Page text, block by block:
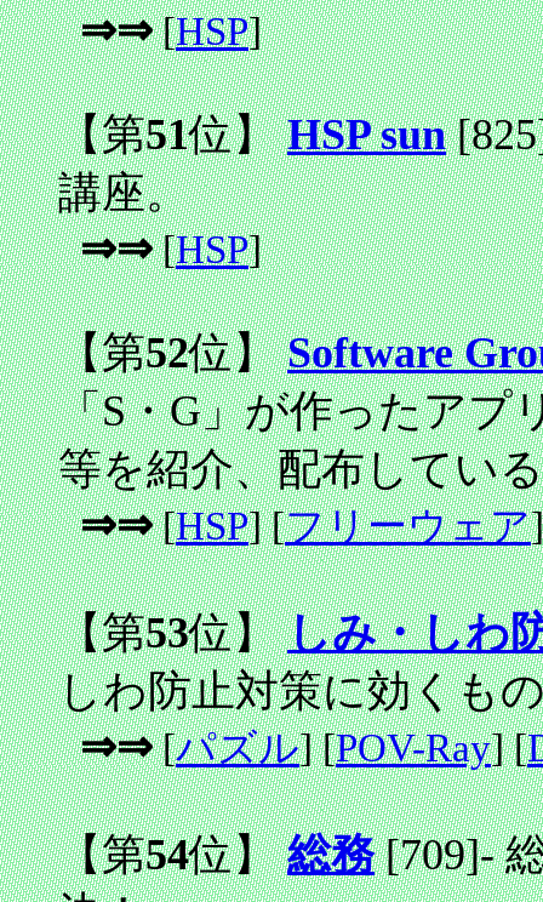
⇒⇒[HSP]
【第51位】HSP sun
講座。
⇒⇒[HSP]
【第52位】Software
「S・G」が作ったアプ
等を紹介、配布してい
⇒⇒[HSP] [フリーウェア
【第53位】しみ・しわ
しわ防止対策に効くも
⇒⇒[パズル] [POV-Ray] [
【第54位】総務[709]-